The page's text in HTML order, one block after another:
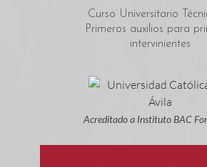
Curso Universitario
Primeros auxilios para
intervinientes
Acreditado a Instituto BAC